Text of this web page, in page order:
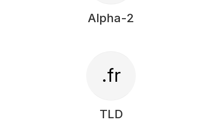
Alpha-2
.fr
TLD